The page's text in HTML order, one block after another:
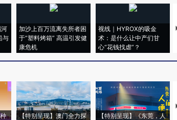
与
加沙上百万流离失所者困
于“塑料烤箱” 高温引发健
康危机
视线｜HYROX的吸金
术：是什么让中产们甘
心“花钱找虐”？
【特别呈现】澳门全力探
【特别呈现】《东莞，人